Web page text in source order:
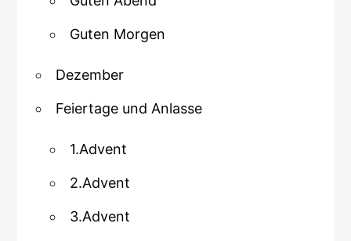
Guten Morgen
Dezember
Feiertage und Anlasse
1.Advent
2.Advent
3.Advent